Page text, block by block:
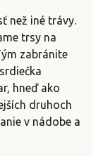
než iné trávy.
trsy na
zabránite
hneď ako
druhoch
v nádobe a